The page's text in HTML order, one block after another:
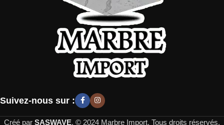
Suivez-nous sur :
Créé par SASWAVE. © 2024 Marbre Import, Tous droits réservés.